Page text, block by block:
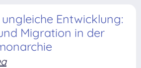
Entwicklung:
Migration in der